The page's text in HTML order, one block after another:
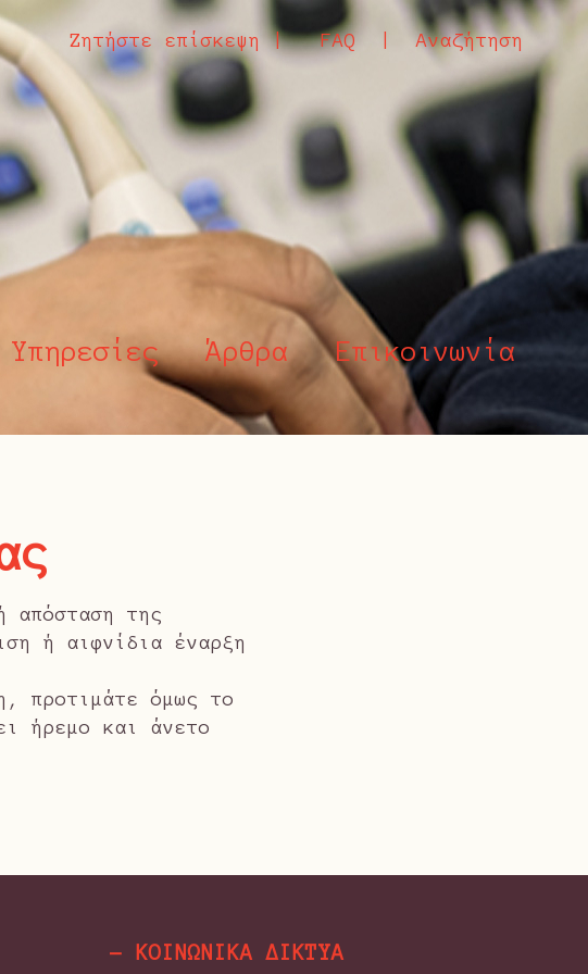
Ζητήστε επίσκεψη | FAQ | Αναζήτηση
Υπηρεσίες Άρθρα Επικοινωνία
απόσταση της
ή αιφνίδια έναρξη
προτιμάτε όμως το
ήρεμο και άνετο
- ΚΟΙΝΩΝΙΚΑ ΔΙΚΤΥΑ